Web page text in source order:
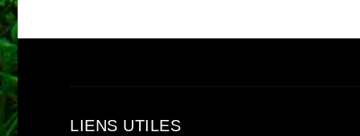
LIENS UTILES